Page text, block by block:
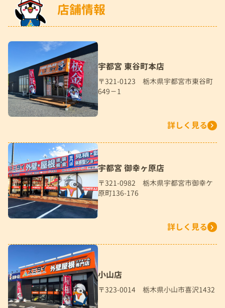
店舗情報
宇都宮 東谷町本店
〒321-0123 栃木県宇都宮市東谷町
649－1
詳しく見る
宇都宮 御幸ヶ原店
〒321-0982 栃木県宇都宮市御幸ケ
原町136-176
詳しく見る
小山店
〒323-0014 栃木県小山市喜沢1432